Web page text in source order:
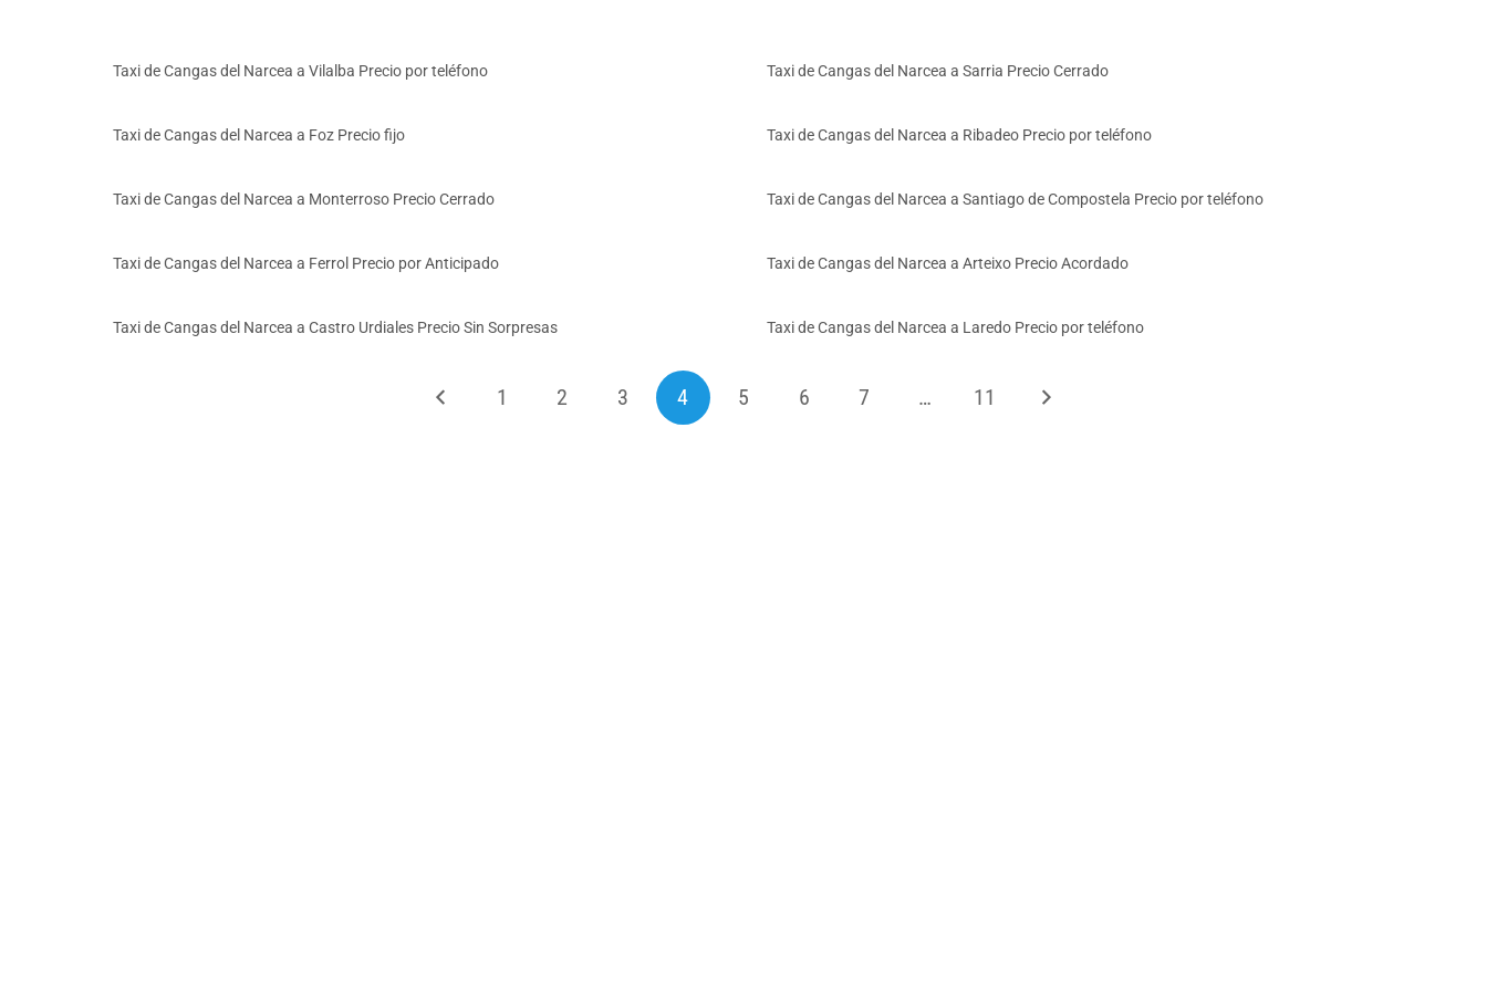
Taxi de Cangas del Narcea a Vilalba Precio por teléfono Taxi de Cangas del Narcea a Sarria Precio Cerrado
Taxi de Cangas del Narcea a Foz Precio fijo Taxi de Cangas del Narcea a Ribadeo Precio por teléfono
Taxi de Cangas del Narcea a Monterroso Precio Cerrado Taxi de Cangas del Narcea a Santiago de Compostela Precio por teléfono
Taxi de Cangas del Narcea a Ferrol Precio por Anticipado Taxi de Cangas del Narcea a Arteixo Precio Acordado
Taxi de Cangas del Narcea a Castro Urdiales Precio Sin Sorpresas Taxi de Cangas del Narcea a Laredo Precio por teléfono
1 2 3 4 5 6 7 … 11